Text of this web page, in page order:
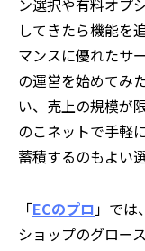
ン選択や有料オプ
してきたら機能を
マンスに優れたサ
の運営を始めてみ
い、売上の規模が
のこネットで手軽
蓄積するのもよい
「ECのプロ」では
ショップのグロー